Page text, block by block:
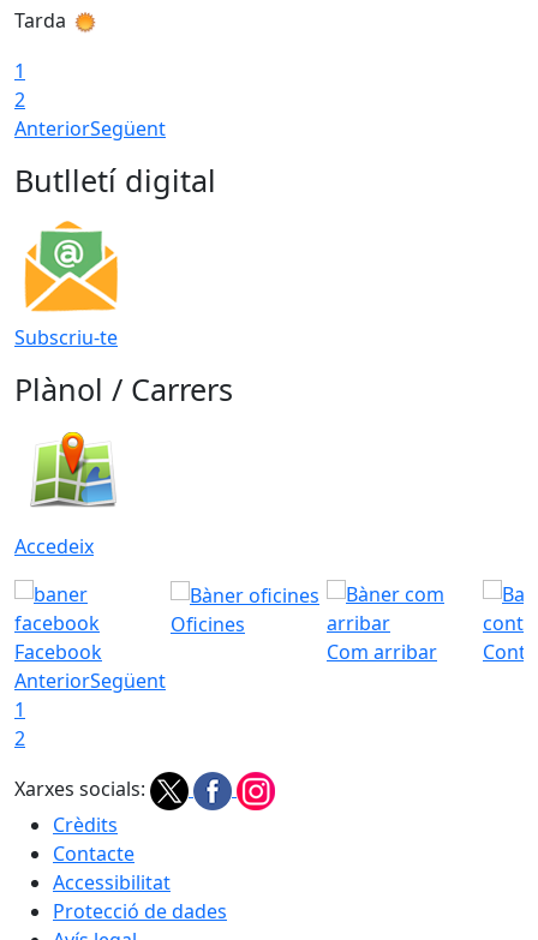
Tarda
1
2
AnteriorSegüent
Butlletí digital
Subscriu-te
Plànol / Carrers
Accedeix
Facebook
Oficines
Com arribar
AnteriorSegüent
1
2
Xarxes socials:
Crèdits
Contacte
Accessibilitat
Protecció de dades